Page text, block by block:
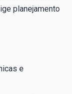
planejamento
e